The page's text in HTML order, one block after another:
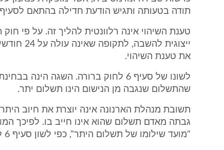
תודה בטעותה ותגיש הודעת חדילה בהתאם לסעיף 9 לחוק תובענות ייצוגיות.
טענת השיהוי אינה רלוונטית להליך זה. על פי חוק
את טענת השיהוי.
לשונו של סעיף 6 לחוק ברורה. השגה
שהתשלום שנגבה מן הנישום הינו תשלום יתר.
תשובת מנהלת הארנונה אינה יוצרת את חיוב
גבתה מאדם תשלום שהוא אינו חייב בו. לפיכך
"מועד שילומו של תשלום היתר", כפי לשון סעיף 6 לחוק.